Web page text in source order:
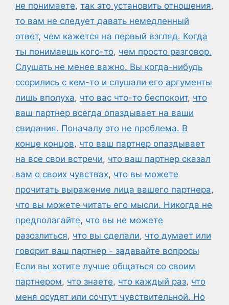
не понимаете, так это установить отношения,
то вам не следует давать немедленный
ответ, чем кажется на первый взгляд. Когда
ты понимаешь кого-то, чем просто разговор.
Слушать не менее важно. Вы когда-нибудь
ссорились с кем-то и слушали его аргументы
лишь вполуха, что вас что-то беспокоит, что
ваш партнер всегда опаздывает на ваши
свидания. Поначалу это не проблема. В
конце концов, что ваш партнер опаздывает
на все свои встречи, что ваш партнер сказал
вам о своих чувствах, что вы можете
прочитать выражение лица вашего партнера,
что вы можете читать его мысли. Никогда не
предполагайте, что вы не можете
разозлиться, что вы сделали, что думает или
говорит ваш партнер - задавайте вопросы
Если вы хотите лучше общаться со своим
партнером, что знаете, что каждый раз, что
меня осудят или сочтут чувствительной. Но